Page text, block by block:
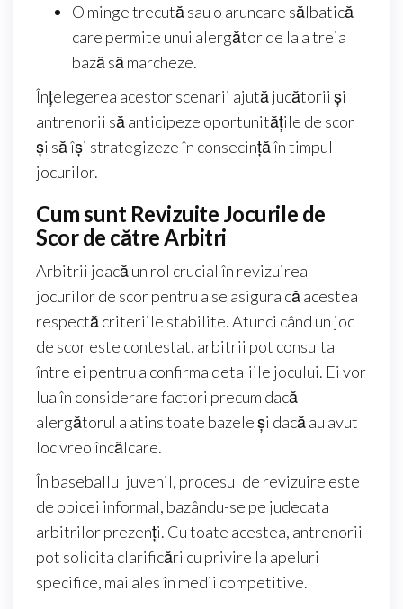
O minge trecută sau o aruncare sălbatică
care permite unui alergător de la a treia
bază să marcheze.
Înțelegerea acestor scenarii ajută jucătorii și
antrenorii să anticipeze oportunitățile de scor
și să își strategizeze în consecință în timpul
jocurilor.
Cum sunt Revizuite Jocurile de
Scor de către Arbitri
Arbitrii joacă un rol crucial în revizuirea
jocurilor de scor pentru a se asigura că acestea
respectă criteriile stabilite. Atunci când un joc
de scor este contestat, arbitrii pot consulta
între ei pentru a confirma detaliile jocului. Ei vor
lua în considerare factori precum dacă
alergătorul a atins toate bazele și dacă au avut
loc vreo încălcare.
În baseballul juvenil, procesul de revizuire este
de obicei informal, bazându-se pe judecata
arbitrilor prezenți. Cu toate acestea, antrenorii
pot solicita clarificări cu privire la apeluri
specifice, mai ales în medii competitive.